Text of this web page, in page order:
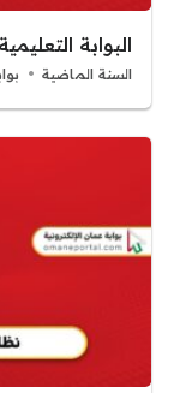
البوابة
السنة الماضية